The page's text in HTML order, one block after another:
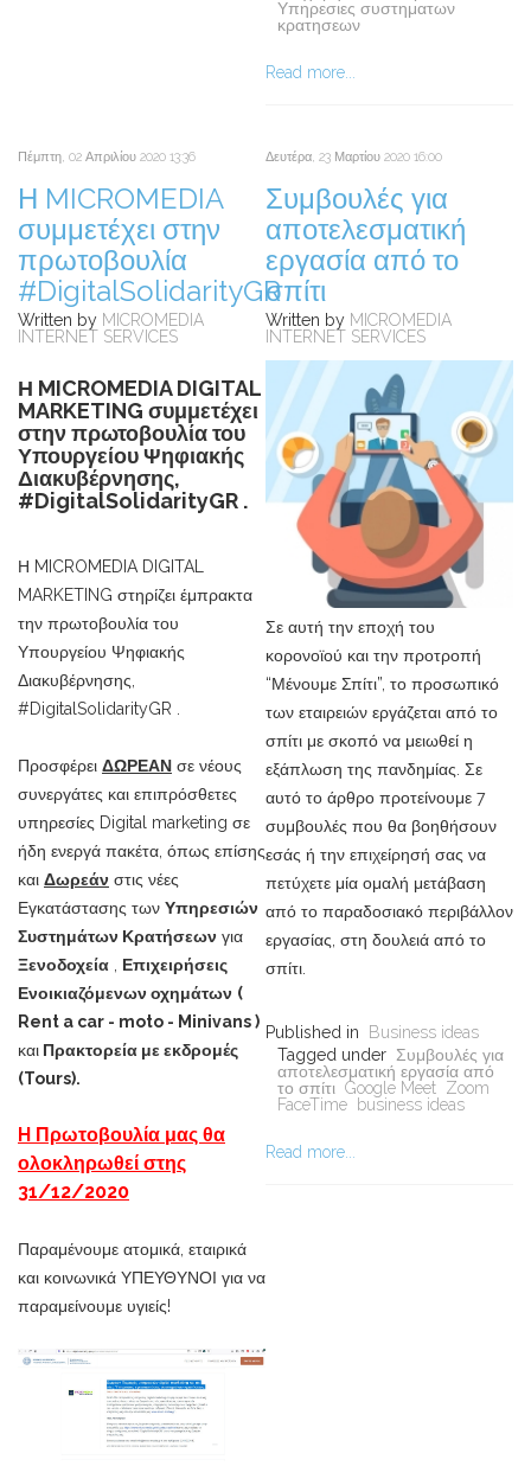
Υπηρεσιες συστηματων
κρατησεων
Read more...
Πέμπτη, 02 Απριλίου 2020 13:36
Η MICROMEDIA
συμμετέχει στην
πρωτοβουλία
#DigitalSolidarityGR
Written by MICROMEDIA
INTERNET SERVICES
Η MICROMEDIA DIGITAL
MARKETING συμμετέχει
στην πρωτοβουλία του
Υπουργείου Ψηφιακής
Διακυβέρνησης,
#DigitalSolidarityGR .
Η MICROMEDIA DIGITAL
MARKETING στηρίζει έμπρακτα
την πρωτοβουλία του
Υπουργείου Ψηφιακής
Διακυβέρνησης,
#DigitalSolidarityGR .
Προσφέρει ΔΩΡΕΑΝ σε νέους
συνεργάτες και επιπρόσθετες
υπηρεσίες Digital marketing σε
ήδη ενεργά πακέτα, όπως επίσης
και Δωρεάν στις νέες
Εγκατάστασης των Υπηρεσιών
Συστημάτων Κρατήσεων για
Ξενοδοχεία
Επιχειρήσεις
Ενοικιαζόμενων οχημάτων (
Rent a car - moto - Minivans )
και Πρακτορεία με εκδρομές
(Tours).
H Πρωτοβουλία μας θα
ολοκληρωθεί στης
31/12/2020
Παραμένουμε ατομικά, εταιρικά
και κοινωνικά ΥΠΕΥΘΥΝΟΙ για να
παραμείνουμε υγιείς!
Δευτέρα, 23 Μαρτίου 2020 16:00
Συμβουλές για
αποτελεσματική
εργασία από το
σπίτι
Written by MICROMEDIA
INTERNET SERVICES
Σε αυτή την εποχή του
κορονοϊού και την προτροπή
“Μένουμε Σπίτι”, το προσωπικό
των εταιρειών εργάζεται από το
σπίτι με σκοπό να μειωθεί η
εξάπλωση της πανδημίας. Σε
αυτό το άρθρο προτείνουμε 7
συμβουλές που θα βοηθήσουν
εσάς ή την επιχείρησή σας να
πετύχετε μία ομαλή μετάβαση
από το παραδοσιακό περιβάλλον
εργασίας, στη δουλειά από το
σπίτι.
Published in
Business ideas
Tagged under Συμβουλές για
αποτελεσματική εργασία από
το σπίτι Google Meet Zoom
FaceTime
business ideas
Read more...